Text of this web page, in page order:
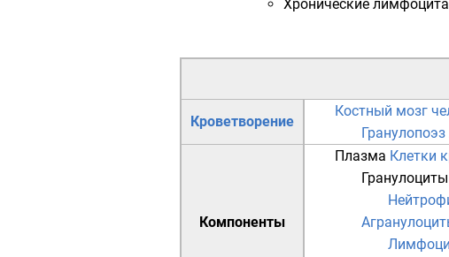
Хронические
Кроветворение
Костный мозг
Гранулопоэз
Компоненты
Плазма Клетки
Гранулоциты